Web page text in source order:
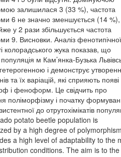
залишилася 3 (33 %), частота
6 не значно зменшується (14 %),
у 2 рази збільшується частота
9. Висновки. Аналіз фенотипічної
колорадського жука показав, що
м Кам’янка-Бузька
і демонструє
та їх варіацій, які сприяють появі
і феноформ. Це свідчить про
поліморфізму і початку
до отрутохімікатів
potato beetle population is
by a high degree of
a high level of adaptability to the
conditions. The aim is to the